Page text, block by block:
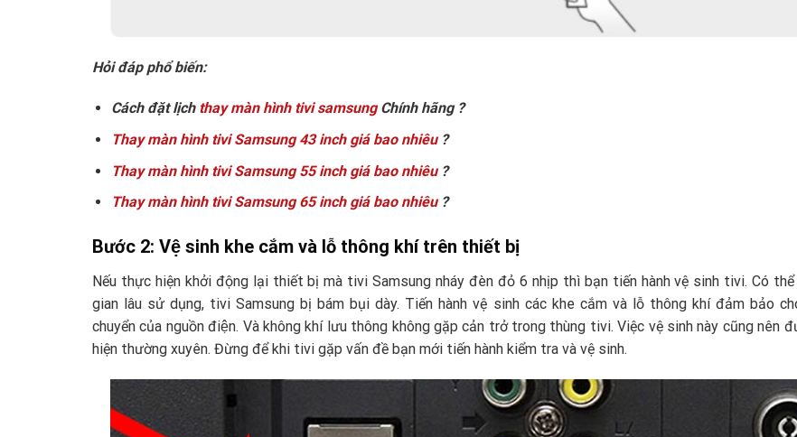
Hỏi đáp phổ biến:
Cách đặt lịch thay màn hình tivi samsungChính hãng ?
Thay màn hình tivi Samsung 43 inch giá bao nhiêu?
Thay màn hình tivi Samsung 55 inch giá bao nhiêu?
Thay màn hình tivi Samsung 65 inch giá bao nhiêu?
Bước 2: Vệ sinh khe cắm và lỗ thông khí trên thiết bị
Nếu thực hiện khởi động lại thiết bị mà tivi Samsung nháy đèn đỏ 6 nhịp thì bạn tiến hành vệ sinh tivi. Có
gian lâu sử dụng, tivi Samsung bị bám bụi dày. Tiến hành vệ sinh các khe cắm và lỗ thông khí đảm bảo
chuyển của nguồn điện. Và không khí lưu thông không gặp cản trở trong thùng tivi. Việc vệ sinh này cũng nên
hiện thường xuyên. Đừng để khi tivi gặp vấn đề bạn mới tiến hành kiểm tra và vệ sinh.